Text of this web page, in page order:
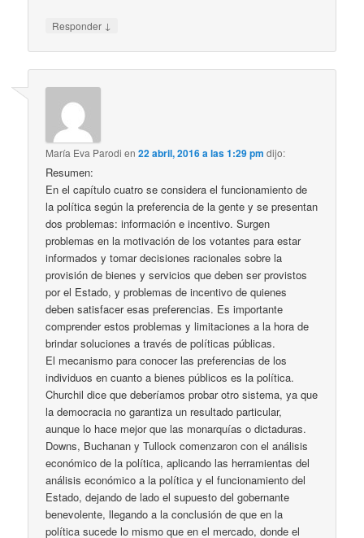
Responder ↓
María Eva Parodi en22 abril, 2016 a las 1:29 pm dijo:
Resumen:
En el capítulo cuatro se considera el funcionamiento de
la política según la preferencia de la gente y se presentan
dos problemas: información e incentivo. Surgen
problemas en la motivación de los votantes para estar
informados y tomar decisiones racionales sobre la
provisión de bienes y servicios que deben ser provistos
por el Estado, y problemas de incentivo de quienes
deben satisfacer esas preferencias. Es importante
comprender estos problemas y limitaciones a la hora de
brindar soluciones a través de políticas públicas.
El mecanismo para conocer las preferencias de los
individuos en cuanto a bienes públicos es la política.
Churchil dice que deberíamos probar otro sistema, ya que
la democracia no garantiza un resultado particular,
aunque lo hace mejor que las monarquías o dictaduras.
Downs, Buchanan y Tullock comenzaron con el análisis
económico de la política, aplicando las herramientas del
análisis económico a la política y el funcionamiento del
Estado, dejando de lado el supuesto del gobernante
benevolente, llegando a la conclusión de que en la
política sucede lo mismo que en el mercado, donde el